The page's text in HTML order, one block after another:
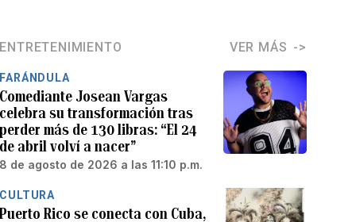
ENTRETENIMIENTO VER MÁS
FARÁNDULA
Comediante Josean Vargas
celebra su transformación tras
perder más de 130 libras: “El 24
de abril volví a nacer”
8 de agosto de 2026 a las 11:10 p.m.
CULTURA
Puerto Rico se conecta con Cuba,